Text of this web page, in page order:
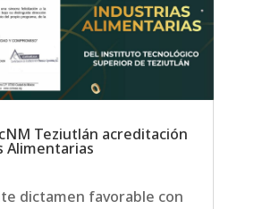
Teziutlán acreditación
Alimentarias
dictamen favorable con